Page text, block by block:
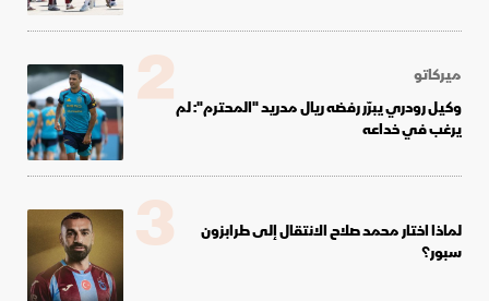
ميركاتو
وكيل رودري يبرّر رفضه ريال مدريد "المحترم": لم
يرغب في خداعه
2
لماذا اختار محمد صلاح الانتقال إلى طرابزون
سبور؟
3